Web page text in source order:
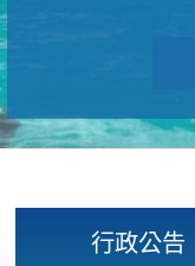
行政公告